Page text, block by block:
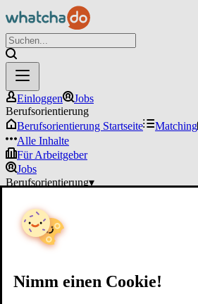
Nimm einen Cookie!
Einloggen
Jobs
Berufsorientierung
Berufsorientierung Startseite
Matching
Alle Inhalte
Für Arbeitgeber
Jobs
Berufsorientierung▾